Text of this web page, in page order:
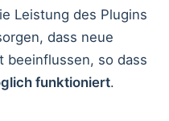
Leistung des Plugins
dass neue
beeinflussen, so dass
funktioniert.